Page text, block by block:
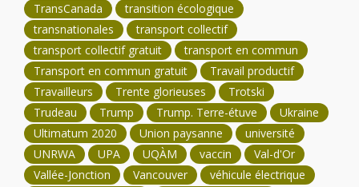
TransCanada
transition écologique
transnationales
transport collectif
transport collectif gratuit
transport en commun
Transport en commun gratuit
Travail productif
Travailleurs
Trente glorieuses
Trotski
Trudeau
Trump Trump. Terre-étuve
Ukraine
Ultimatum 2020
Union paysanne
université
UNRWA
UPA UQÀM vaccin
Val-d'Or
Vallée-Jonction
Vancouver
véhicule électrique